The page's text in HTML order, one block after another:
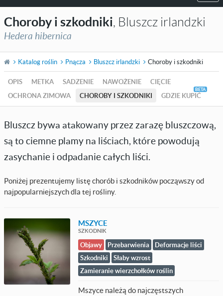
Choroby i szkodniki , Bluszcz irlandzki
Hedera hibernica
Katalog roślin Pnącza Bluszcz irlandzki Choroby i szkodniki
OPIS METKA SADZENIE NAWOŻENIE
CIĘCIE
OCHRONA ZIMOWA
CHOROBY I SZKODNIKI GDZIE KUPIĆ
Bluszcz bywa atakowany przez zarazę bluszczową,
są to ciemne plamy na liściach, które powodują
zasychanie i odpadanie całych liści.
Poniżej prezentujemy listę chorób i szkodników począwszy od
najpopularniejszych dla tej rośliny.
MSZYCE
SZKODNIK
Objawy Przebarwienia
Deformacje liści
Szkodniki
Słaby wzrost
Zamieranie wierzchołków roślin
Mszyce należą do najczęstszych